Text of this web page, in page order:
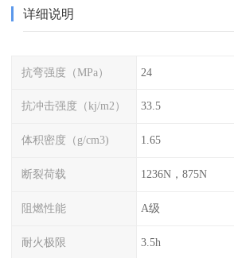
详细说明
抗弯强度（MPa） 24
抗冲击强度（kj/m2） 33.5
体积密度（g/cm3) 1.65
断裂荷载 1236N，875N
阻燃性能 A级
耐火极限 3.5h